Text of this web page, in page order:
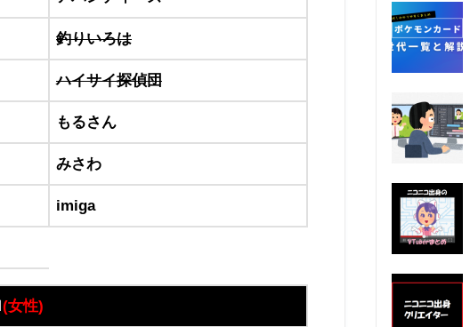
釣りいろは
ハイサイ探偵団
もるさん
みさわ
imiga
(女性)